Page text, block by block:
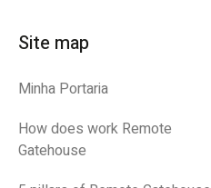
Site map
Minha Portaria
How does work Remote
Gatehouse